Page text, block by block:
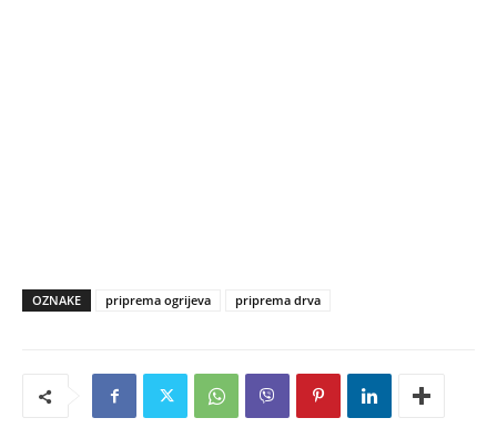
OZNAKE priprema ogrijeva priprema drva